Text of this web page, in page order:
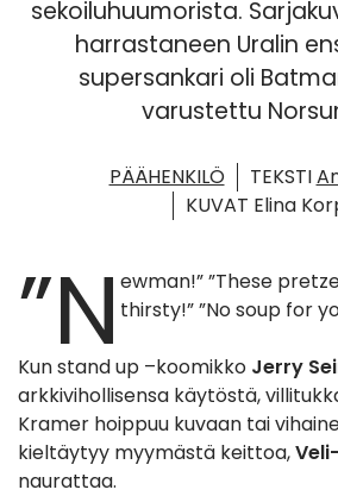
sekoiluhuumorista.
harrastaneen Uralin
supersankari oli
varustettu
PÄÄHENKILÖ TEKSTI
KUVAT Elina
”N ewman!””These
thirsty!” ”No soup for
Kun stand up –koomikko Jerry
arkkivihollisensa käytöstä,
Kramer hoippuu kuvaan tai
kieltäytyy myymästä keittoa,
naurattaa.